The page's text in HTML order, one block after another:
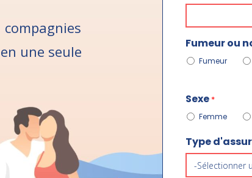
compagnies
en une seule
Fumeur ou
Fumeur
Sexe *
Femme
Type